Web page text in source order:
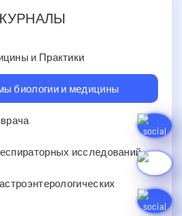
и Практики
биологии и медицины
исследований